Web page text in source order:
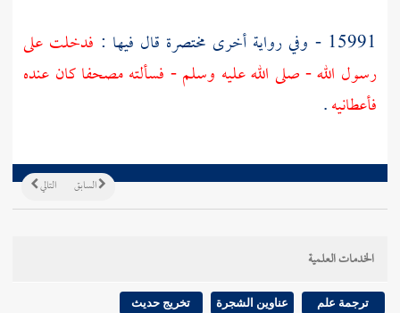
15991 - وفي رواية أخرى مختصرة قال فيها :
فدخلت على
رسول الله - صلى الله عليه وسلم - فسألته مصحفا كان عنده
فأعطانيه.
التالي السابق
الخدمات العلمية
ترجمة علم عناوين الشجرة تخريج حديث